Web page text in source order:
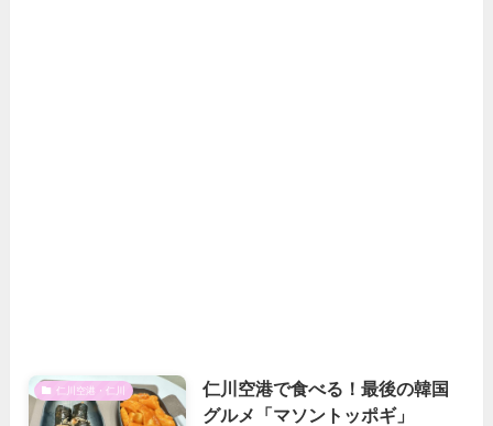
仁川空港・仁川
仁川空港で食べる！最後の韓国
グルメ「マソントッポギ」